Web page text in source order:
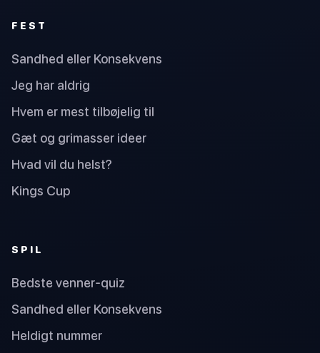
FEST
Sandhed eller Konsekvens
Jeg har aldrig
Hvem er mest tilbøjelig til
Gæt og grimasser ideer
Hvad vil du helst?
Kings Cup
SPIL
Bedste venner-quiz
Sandhed eller Konsekvens
Heldigt nummer